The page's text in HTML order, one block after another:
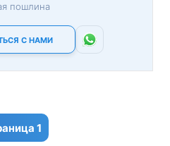
пошлина
С НАМИ
1